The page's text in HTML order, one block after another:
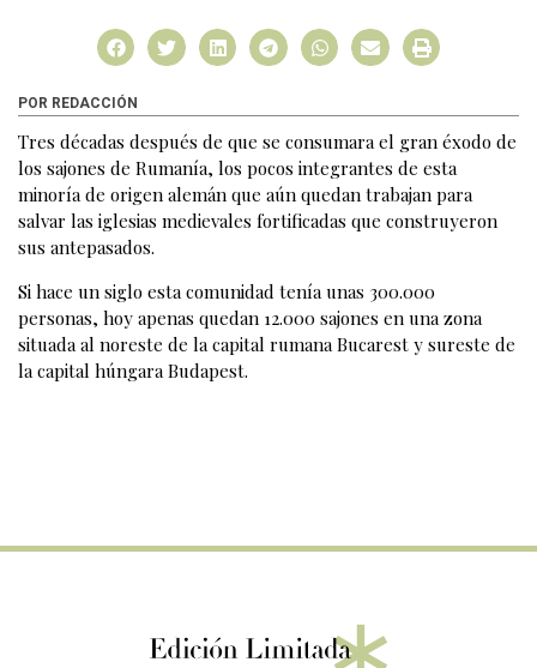
POR REDACCIÓN
Tres décadas después de que se consumara el gran éxodo de
los sajones de Rumanía, los pocos integrantes de esta
minoría de origen alemán que aún quedan trabajan para
salvar las iglesias medievales fortificadas que construyeron
sus antepasados.
Si hace un siglo esta comunidad tenía unas 300.000
personas, hoy apenas quedan 12.000 sajones en una zona
situada al noreste de la capital rumana Bucarest y sureste de
la capital húngara Budapest.